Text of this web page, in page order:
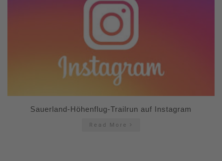
Sauerland-Höhenflug-Trailrun auf Instagram
Read More